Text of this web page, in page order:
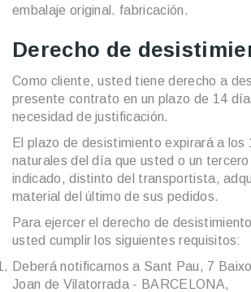
embalaje original. fabricación.
Derecho de
Como cliente, usted tiene derecho a
presente contrato en un plazo de 14
necesidad de justificación.
El plazo de desistimiento expirará a los
naturales del día que usted o un
indicado, distinto del transportista,
material del último de sus pedidos.
Para ejercer el derecho de
usted cumplir los siguientes requisitos:
Deberá notificarnos a Sant Pau, 7
Joan de Vilatorrada - BARCELONA,